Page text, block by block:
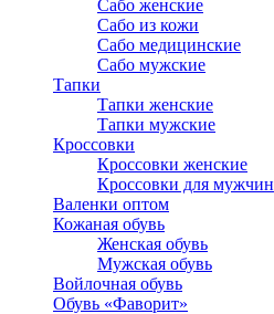
Сабо женские
Сабо из кожи
Сабо медицинские
Сабо мужские
Тапки
Тапки женские
Тапки мужские
Кроссовки
Кроссовки женские
Кроссовки для мужчин
Валенки оптом
Кожаная обувь
Женская обувь
Мужская обувь
Войлочная обувь
Обувь «Фаворит»